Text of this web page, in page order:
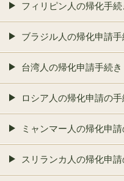
フィリピン人の帰化手続
ブラジル人の帰化申請手
台湾人の帰化申請手続き
ロシア人の帰化申請の手
ミャンマー人の帰化申請
スリランカ人の帰化申請